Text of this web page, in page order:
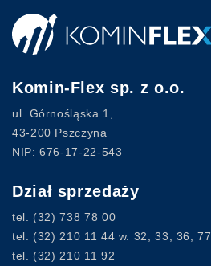
Komin-Flex sp. z o.o.
ul. Górnośląska 1,
43-200 Pszczyna
NIP: 676-17-22-543
Dział sprzedaży
tel. (32) 738 78 00
tel. (32) 210 11 44 w. 32, 33, 36, 77
tel. (32) 210 11 92